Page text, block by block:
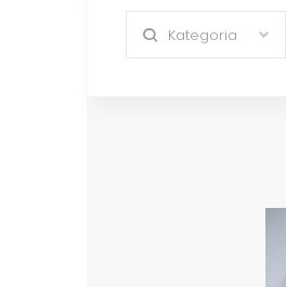
Kategoria